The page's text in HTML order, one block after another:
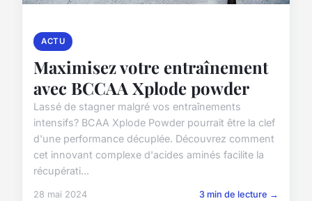
ACTU
Maximisez votre entraînement
avec BCCAA Xplode powder
Lassé de stagner malgré vos entraînements
intensifs? BCAA Xplode Powder pourrait être la clef
d'une performance décuplée. Découvrez comment
cet innovant complexe d'acides aminés facilite la
récupérati...
28 mai 2024 3 min de lecture →